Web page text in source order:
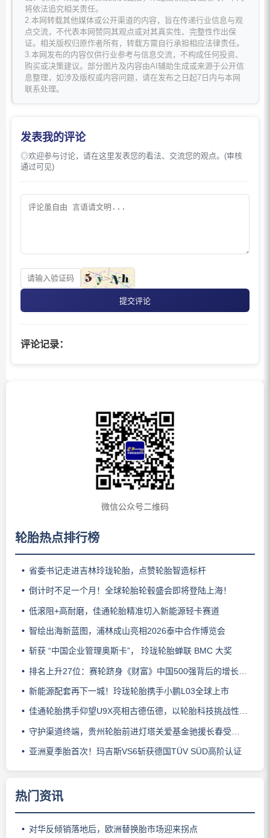
将依法追究相关责任。
2.本网转载其他媒体或公开渠道的内容，旨在传递行业信息与观
点交流，不代表本网赞同其观点或对其真实性、完整性作出保
证。相关版权归原作者所有，转载方需自行承担相应法律责任。
3.本网发布的内容仅供行业参考与信息交流，不构成任何投资、
购买或决策建议。部分图片及内容由AI辅助生成或来源于公开信
息整理，如涉及版权或内容问题，请在发布之日起7日内与本网
联系处理。
发表我的评论
◎欢迎参与讨论，请在这里发表您的看法、交流您的观点。(审核
通过可见)
提交评论
评论记录：
微信公众号二维码
轮胎热点排行榜
省委书记走进吉林玲珑轮胎，点赞轮胎智造标杆
倒计时不足一个月！全球轮胎轮毂盛会即将登陆上海！
低滚阻+高耐磨，佳通轮胎精准切入新能源轻卡赛道
智绘出海新蓝图，浦林成山亮相2026泰中合作博览会
斩获 “中国企业管理奥斯卡”， 玲珑轮胎蝉联 BMC 大奖
排名上升27位：赛轮跻身《财富》中国500强背后的增长逻辑
新能源配套再下一城！玲珑轮胎携手小鹏L03全球上市
佳通轮胎携手仰望U9X亮相古德伍德，以轮胎科技挑战性能边界
守护渠道终端，贵州轮胎前进灯塔关爱基金驰援长春受灾门店
亚洲夏季胎首次！玛吉斯VS6斩获德国TÜV SÜD高阶认证
热门资讯
对华反倾销落地后，欧洲替换胎市场迎来拐点